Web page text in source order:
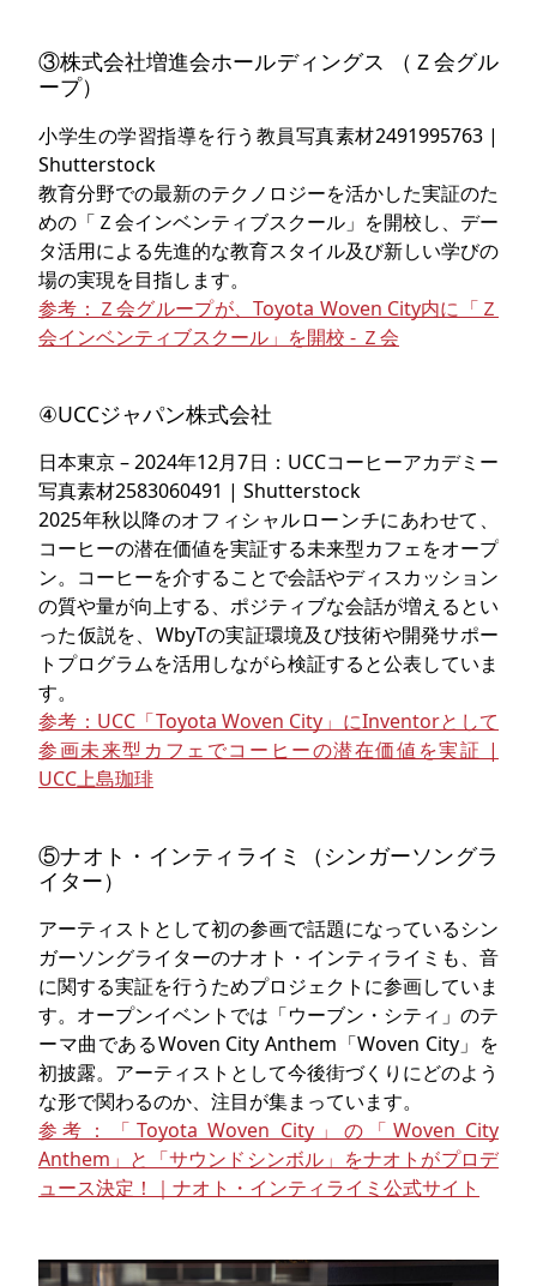
③株式会社増進会ホールディングス （Ｚ会グル
ープ）
小学生の学習指導を行う教員写真素材2491995763 |
Shutterstock
教育分野での最新のテクノロジーを活かした実証のた
めの「Ｚ会インベンティブスクール」を開校し、デー
タ活用による先進的な教育スタイル及び新しい学びの
場の実現を目指します。
参考：Ｚ会グループが、Toyota Woven City内に「Ｚ
会インベンティブスクール」を開校 - Ｚ会
④UCCジャパン株式会社
日本東京 – 2024年12月7日：UCCコーヒーアカデミー
写真素材2583060491 | Shutterstock
2025年秋以降のオフィシャルローンチにあわせて、
コーヒーの潜在価値を実証する未来型カフェをオープ
ン。コーヒーを介することで会話やディスカッション
の質や量が向上する、ポジティブな会話が増えるとい
った仮説を、WbyTの実証環境及び技術や開発サポー
トプログラムを活用しながら検証すると公表していま
す。
参考：UCC「Toyota Woven City」にInventorとして
参画未来型カフェでコーヒーの潜在価値を実証 |
UCC上島珈琲
⑤ナオト・インティライミ（シンガーソングラ
イター）
アーティストとして初の参画で話題になっているシン
ガーソングライターのナオト・インティライミも、音
に関する実証を行うためプロジェクトに参画していま
す。オープンイベントでは「ウーブン・シティ」のテ
ーマ曲であるWoven City Anthem「Woven City」を
初披露。アーティストとして今後街づくりにどのよう
な形で関わるのか、注目が集まっています。
参考：「Toyota Woven City」の「Woven City
Anthem」と「サウンドシンボル」をナオトがプロデ
ュース決定！｜ナオト・インティライミ公式サイト